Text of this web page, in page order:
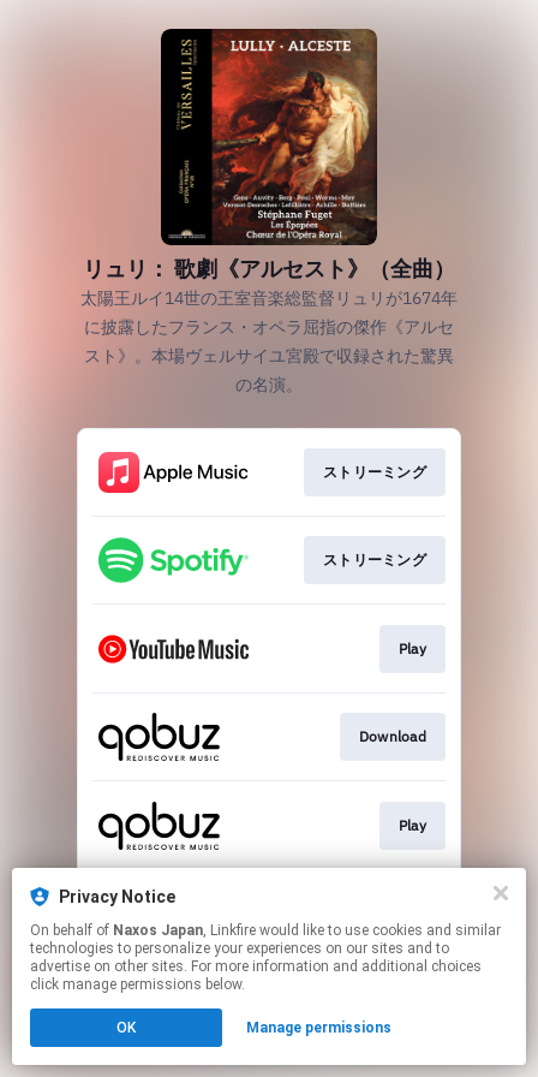
リュリ： 歌劇《アルセスト》（全曲）
太陽王ルイ14世の王室音楽総監督リュリが1674年
に披露したフランス・オペラ屈指の傑作《アルセ
スト》。本場ヴェルサイユ宮殿で収録された驚異
の名演。
ストリーミング
ストリーミング
Play
Download
Play
This page may contain affiliate links.
to manage your permissions.
Privacy Notice
On behalf of Naxos Japan, Linkfire would like to use cookies and similar
technologies to personalize your experiences on our sites and to
advertise on other sites. For more information and additional choices
click manage permissions below.
OK Manage permissions